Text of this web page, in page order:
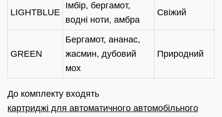
LIGHTBLUE
Імбір, бергамот,
водні ноти, амбра
Свіжий
GREEN
Бергамот, ананас,
жасмин, дубовий
мох
Природний
До комплекту входять
картриджі для автоматичного автомобільного